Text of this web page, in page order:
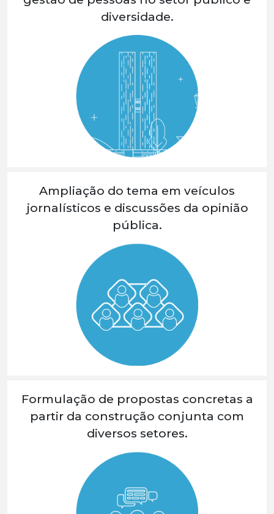
diversidade.
Ampliação do tema em veículos
jornalísticos e discussões da opinião
pública.
Formulação de propostas concretas a
partir da construção conjunta com
diversos setores.